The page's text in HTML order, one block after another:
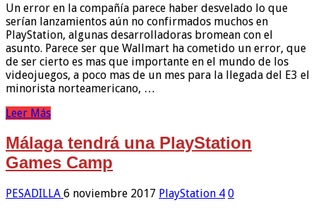
Un error en la compañía parece haber desvelado lo que
serían lanzamientos aún no confirmados muchos en
PlayStation, algunas desarrolladoras bromean con el
asunto. Parece ser que Wallmart ha cometido un error, que
de ser cierto es mas que importante en el mundo de los
videojuegos, a poco mas de un mes para la llegada del E3 el
minorista norteamericano, …
Leer Más
Málaga tendrá una PlayStation
Games Camp
PESADILLA 6 noviembre 2017 PlayStation 4 0